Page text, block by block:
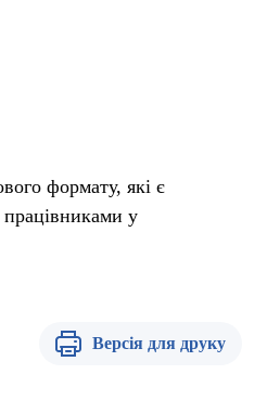
формату, які є
працівниками у
Версія для друку